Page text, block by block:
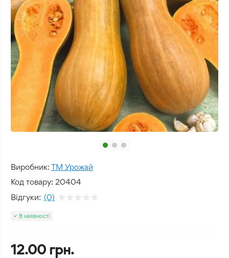
Виробник: ТМ Урожай
Код товару: 20404
Відгуки: (0)
В наявності
12.00 грн.